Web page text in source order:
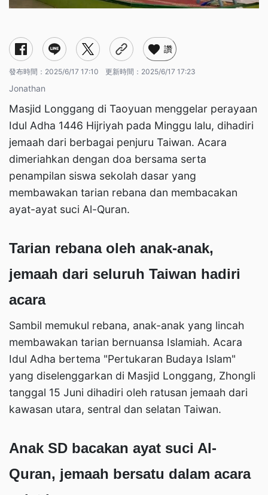
讚
發布時間： 2025/6/17 17:10 更新時間： 2025/6/17 17:23
Jonathan
Masjid Longgang di Taoyuan menggelar perayaan
Idul Adha 1446 Hijriyah pada Minggu lalu, dihadiri
jemaah dari berbagai penjuru Taiwan. Acara
dimeriahkan dengan doa bersama serta
penampilan siswa sekolah dasar yang
membawakan tarian rebana dan membacakan
ayat-ayat suci Al-Quran.
Tarian rebana oleh anak-anak,
jemaah dari seluruh Taiwan hadiri
acara
Sambil memukul rebana, anak-anak yang lincah
membawakan tarian bernuansa Islamiah. Acara
Idul Adha bertema "Pertukaran Budaya Islam"
yang diselenggarkan di Masjid Longgang, Zhongli
tanggal 15 Juni dihadiri oleh ratusan jemaah dari
kawasan utara, sentral dan selatan Taiwan.
Anak SD bacakan ayat suci Al-
Quran, jemaah bersatu dalam acara